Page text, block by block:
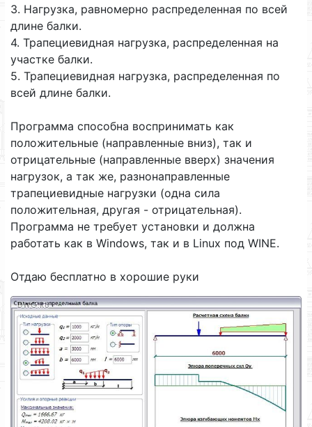
3. Нагрузка, равномерно распределенная по всей
длине балки.
4. Трапециевидная нагрузка, распределенная на
участке балки.
5. Трапециевидная нагрузка, распределенная по
всей длине балки.
Программа способна воспринимать как
положительные (направленные вниз), так и
отрицательные (направленные вверх) значения
нагрузок, а так же, разнонаправленные
трапециевидные нагрузки (одна сила
положительная, другая - отрицательная).
Программа не требует установки и должна
работать как в Windows, так и в Linux под WINE.
Отдаю бесплатно в хорошие руки